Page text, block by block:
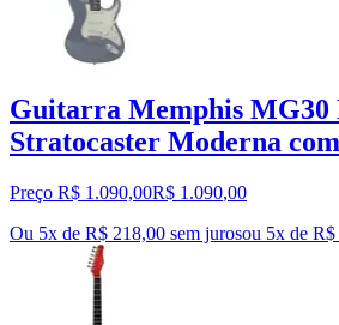
Guitarra Memphis MG30
Stratocaster Moderna
Preço R$ 1.090,00R$ 1.090,00
Ou 5x de R$ 218,00 sem jurosou 5x de R$